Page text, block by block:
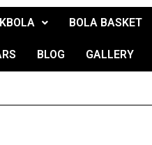
BOLA BASKET
BLOG GALLERY